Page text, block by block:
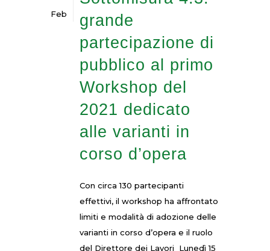
Feb
grande
partecipazione di
pubblico al primo
Workshop del
2021 dedicato
alle varianti in
corso d’opera
Con circa 130 partecipanti
effettivi, il workshop ha affrontato
limiti e modalità di adozione delle
varianti in corso d’opera e il ruolo
del Direttore dei Lavori Lunedì 15